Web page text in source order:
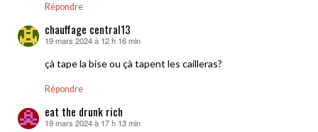
Répondre
chauffage central13
dit :
19 mars 2024 à 12 h 16 min
çà tape la bise ou çà tapent les cailleras?
Répondre
eat the drunk rich
dit :
19 mars 2024 à 17 h 13 min